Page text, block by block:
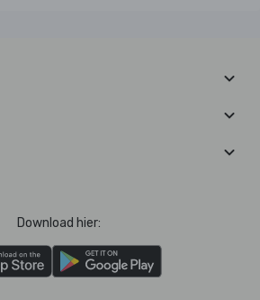
Download hier: